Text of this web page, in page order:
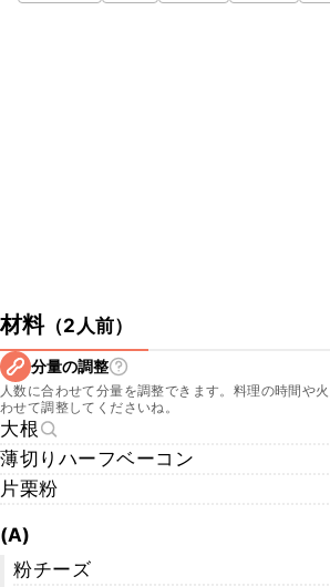
材料（2人前）
分量の調整
人数に合わせて分量を調整できます。料理の時間や
わせて調整してくださいね。
大根
薄切りハーフベーコン
片栗粉
(A)
粉チーズ